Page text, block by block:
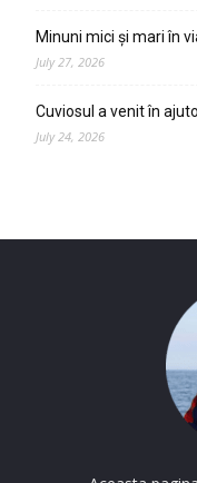
Minuni mici și mari în
July 27, 2026
Cuviosul a venit în
July 24, 2026